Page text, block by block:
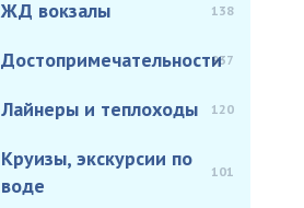
ЖД вокзалы 138
Достопримечательности937
Лайнеры и теплоходы 120
Круизы, экскурсии по
воде
101